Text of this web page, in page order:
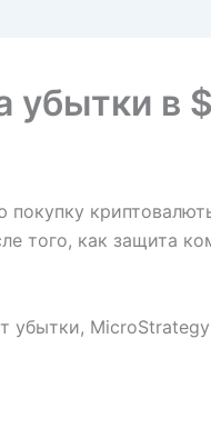
убытки в
покупку
того, как защита
убытки, MicroStrategy